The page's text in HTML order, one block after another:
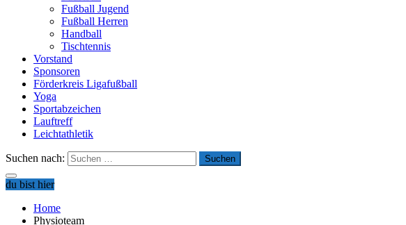
Fußball Jugend
Fußball Herren
Handball
Tischtennis
Vorstand
Sponsoren
Förderkreis Ligafußball
Yoga
Sportabzeichen
Lauftreff
Leichtathletik
Suchen nach:
du bist hier
Home
Physioteam